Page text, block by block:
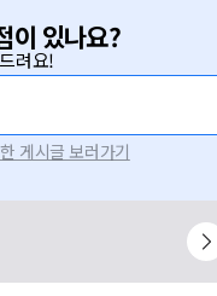
이 있나요?
려요!
게시글 보러가기